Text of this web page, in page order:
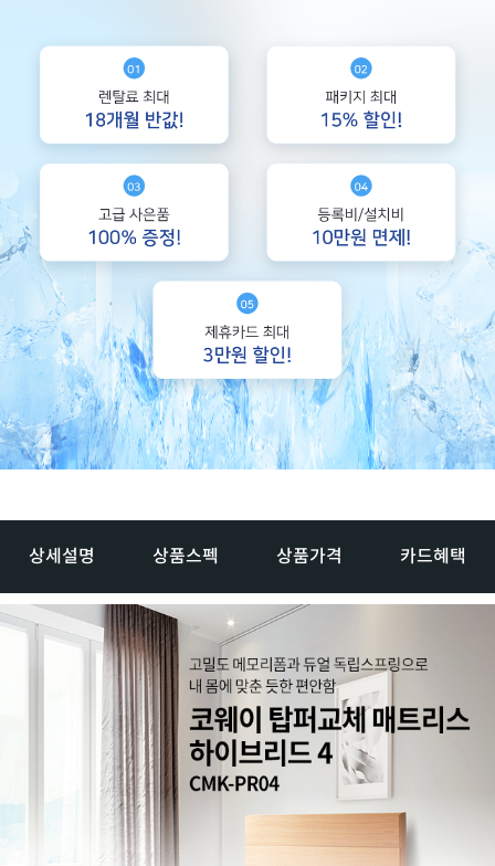
상세설명 상품스펙 상품가격 카드혜택